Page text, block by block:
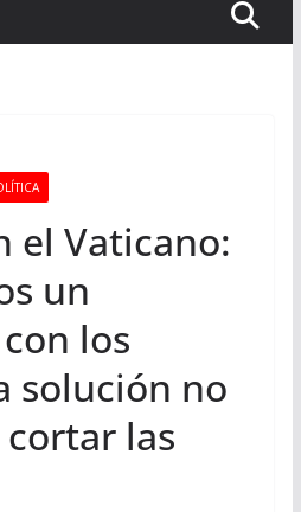
el Vaticano:
un
los
solución no
las